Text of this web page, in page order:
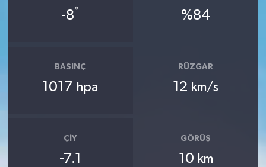
-8° %84
BASINÇ
1017 hpa
RÜZGAR
12 km/s
ÇIY
-7.1
GÖRÜŞ
10 km